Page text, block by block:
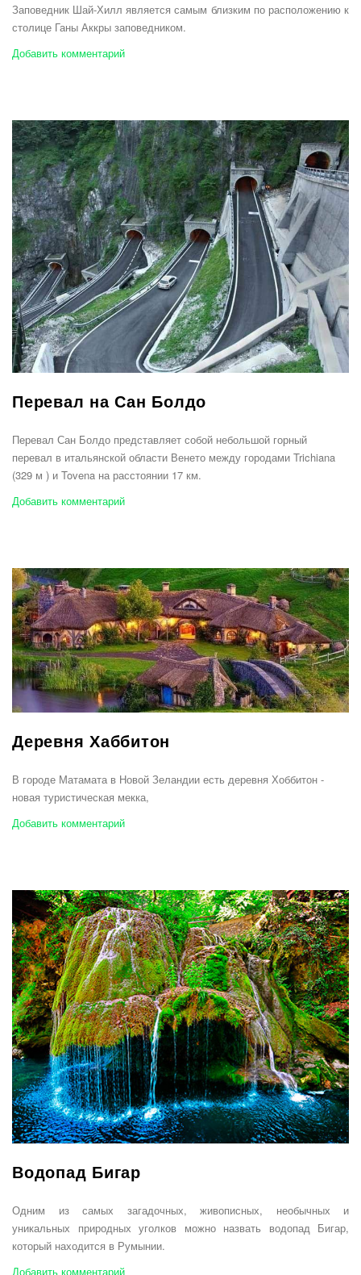
Заповедник Шай-Хилл является самым близким по расположению к
столице Ганы Аккры заповедником.
Добавить комментарий
Перевал на Сан Болдо
Перевал Сан Болдо представляет собой небольшой горный
перевал в итальянской области Венето между городами Trichiana
(329 м ) и Tovena на расстоянии 17 км.
Добавить комментарий
Деревня Хаббитон
В городе Матамата в Новой Зеландии есть деревня Хоббитон -
новая туристическая мекка,
Добавить комментарий
Водопад Бигар
Одним из самых загадочных, живописных, необычных и
уникальных природных уголков можно назвать водопад Бигар,
который находится в Румынии.
Добавить комментарий